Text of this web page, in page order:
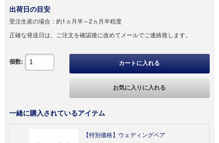
出荷日の目安
受注生産の場合： 約1ヵ月半～2ヵ月半程度
正確な発送日は、ご注文を確認後に改めてメールでご連絡致します。
個数: カートに入れる
お気に入りに入れる
一緒に購入されているアイテム
【特別価格】ウェディングベア